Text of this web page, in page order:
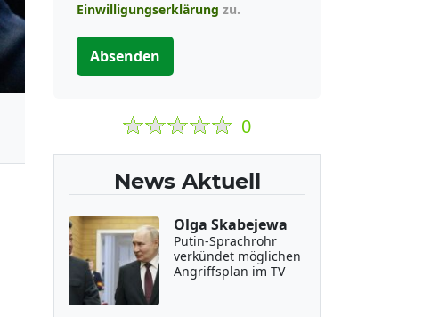
Einwilligungserklärung zu.
Absenden
0
News Aktuell
Olga Skabejewa
Putin-Sprachrohr
verkündet möglichen
Angriffsplan im TV